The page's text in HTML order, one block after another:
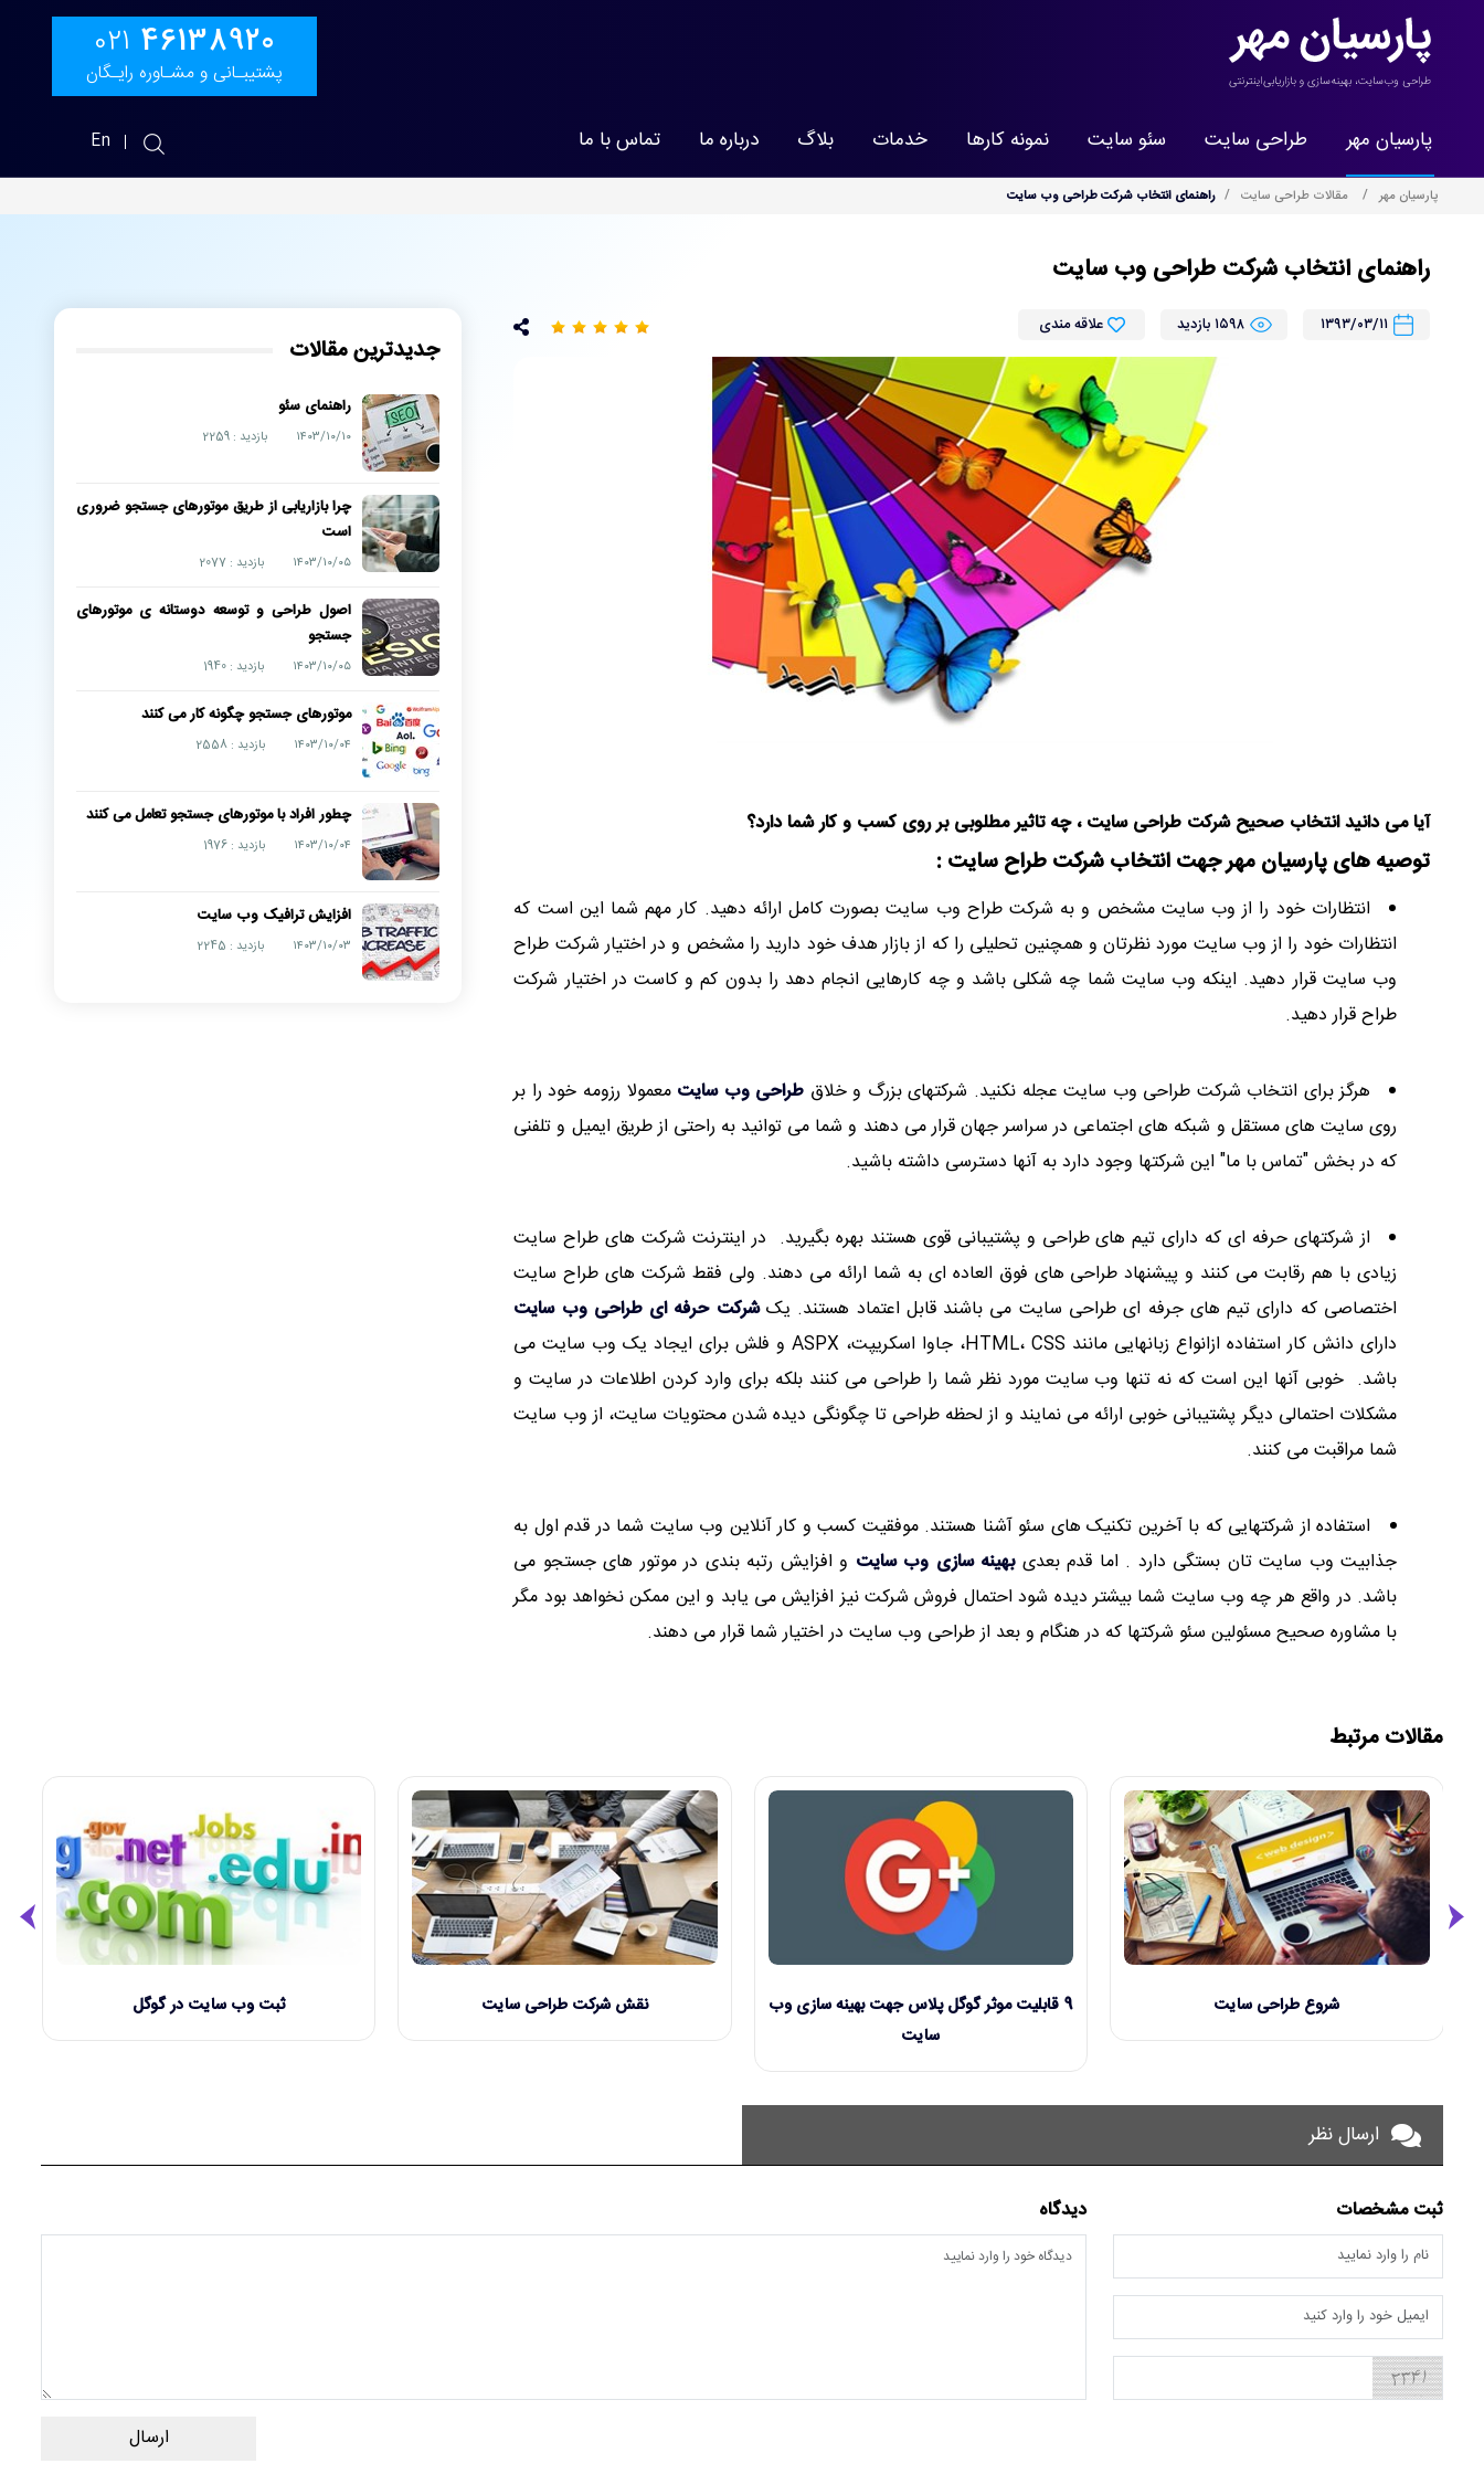
021 46138920
پشتیبـانی و مشـاوره رایـگان
پارسیان مهر طراحی سایت سئو سایت نمونه کارها خدمات بلاگ درباره ما تماس با ما En
پارسیان مهر مقالات طراحی سایت راهنمای انتخاب شرکت طراحی وب سایت
راهنمای انتخاب شرکت طراحی وب سایت
۱۳۹۳/۰۳/۱۱ ۱۵۹۸ بازدید علاقه مندی
آیا می دانید انتخاب صحیح شرکت طراحی سایت ، چه تاثیر مطلوبی بر روی کسب و کار شما دارد؟
توصیه های پارسیان مهر جهت انتخاب شرکت طراح سایت :
انتظارات خود را از وب سایت مشخص و به شرکت طراح وب سایت بصورت کامل ارائه دهید. کار مهم شما این است که
انتظارات خود را از وب سایت مورد نظرتان و همچنین تحلیلی را که از بازار هدف خود دارید را مشخص و در اختیار شرکت طراح
وب سایت قرار دهید. اینکه وب سایت شما چه شکلی باشد و چه کارهایی انجام دهد را بدون کم و کاست در اختیار شرکت
طراح قرار دهید.
هرگز برای انتخاب شرکت طراحی وب سایت عجله نکنید. شرکتهای بزرگ و خلاق طراحی وب سایت معمولا رزومه خود را بر
روی سایت های مستقل و شبکه های اجتماعی در سراسر جهان قرار می دهند و شما می توانید به راحتی از طریق ایمیل و تلفنی
که در بخش "تماس با ما" این شرکتها وجود دارد به آنها دسترسی داشته باشید.
از شرکتهای حرفه ای که دارای تیم های طراحی و پشتیبانی قوی هستند بهره بگیرید. در اینترنت شرکت های طراح سایت
زیادی با هم رقابت می کنند و پیشنهاد طراحی های فوق العاده ای به شما ارائه می دهند. ولی فقط شرکت های طراح سایت
اختصاصی که دارای تیم های جرفه ای طراحی سایت می باشندقابل اعتماد هستند. یکشرکت حرفه ای طراحی وب سایت
دارای دانش کار استفاده ازانواع زبانهایی مانند HTML، CSS، جاوا اسکریپت، ASPX و فلش برای ایجاد یک وب سایت می
باشد. خوبی آنها این است که نه تنها وب سایت مورد نظر شما را طراحی می کنند بلکه برای وارد کردن اطلاعات در سایت و
مشکلات احتمالی دیگر پشتیبانی خوبی ارائه می نمایند و از لحظه طراحی تا چگونگی دیده شدن محتویات سایت، از وب سایت
شما مراقبت می کنند.
استفاده از شرکتهایی که با آخرین تکنیک های سئو آشنا هستند. موفقیت کسب و کار آنلاین وب سایت شما در قدم اول به
جذابیت وب سایت تان بستگی دارد . اما قدم بعدیبهینه سازی وب سایت و افزایش رتبه بندی در موتور های جستجو می
باشد. در واقع هر چه وب سایت شما بیشتر دیده شود احتمال فروش شرکت نیز افزایش می یابد و این ممکن نخواهد بود مگر
با مشاوره صحیح مسئولین سئو شرکتها که در هنگام و بعد از طراحی وب سایت در اختیار شما قرار می دهند.
جدیدترین مقالات
راهنمای سئو
۱۴۰۳/۱۰/۱۰ بازدید : 2259
چرا بازاریابی از طریق موتورهای جستجو ضروری
است
۱۴۰۳/۱۰/۰۵ بازدید : 2077
اصول طراحی و توسعه دوستانه ی موتورهای
جستجو
۱۴۰۳/۱۰/۰۵ بازدید : 1940
موتورهای جستجو چگونه کار می کنند
۱۴۰۳/۱۰/۰۴ بازدید : 2558
چطور افراد با موتورهای جستجو تعامل می کنند
۱۴۰۳/۱۰/۰۴ بازدید : 1976
افزایش ترافیک وب سایت
۱۴۰۳/۱۰/۰۳ بازدید : 2245
مقالات مرتبط
شروع طراحی سایت
9 قابلیت موثر گوگل پلاس جهت بهینه سازی وب
سایت
نقش شرکت طراحی سایت ثبت وب سایت در گوگل
ارسال نظر
ثبت مشخصات دیدگاه
ارسال